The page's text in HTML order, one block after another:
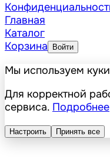
Главная
Каталог
Корзина
Войти
Мы используем куки
Для корректной
сервиса. Подробнее
Настроить Принять все